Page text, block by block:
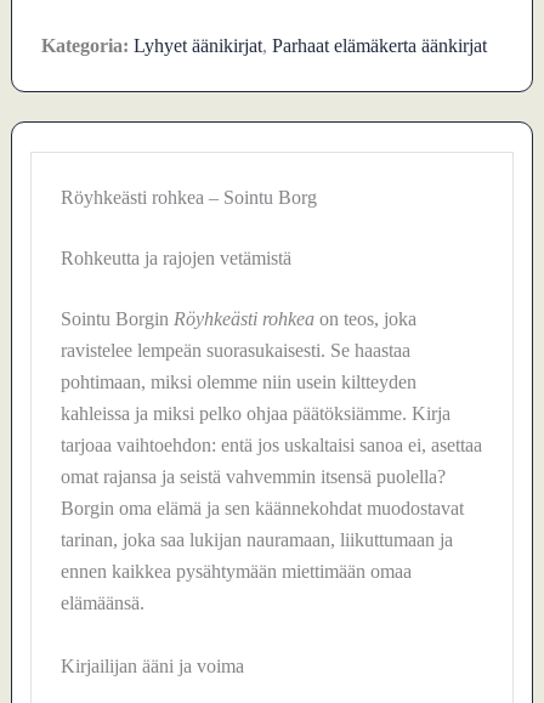
Kategoria: Lyhyet äänikirjat, Parhaat elämäkerta äänkirjat
Röyhkeästi rohkea – Sointu Borg
Rohkeutta ja rajojen vetämistä
Sointu Borgin Röyhkeästi rohkeaon teos, joka
ravistelee lempeän suorasukaisesti. Se haastaa
pohtimaan, miksi olemme niin usein kiltteyden
kahleissa ja miksi pelko ohjaa päätöksiämme. Kirja
tarjoaa vaihtoehdon: entä jos uskaltaisi sanoa ei, asettaa
omat rajansa ja seistä vahvemmin itsensä puolella?
Borgin oma elämä ja sen käännekohdat muodostavat
tarinan, joka saa lukijan nauramaan, liikuttumaan ja
ennen kaikkea pysähtymään miettimään omaa
elämäänsä.
Kirjailijan ääni ja voima